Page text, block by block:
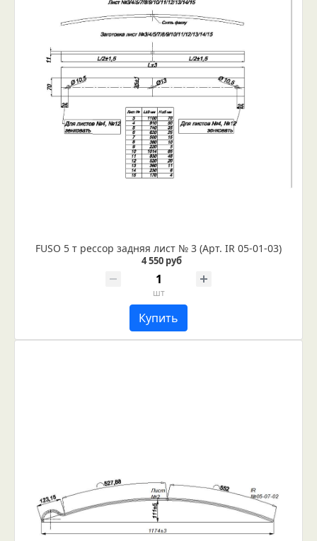
FUSO 5 т рессор задняя лист № 3 (Арт. IR 05-01-03)
4 550 руб
шт
Купить